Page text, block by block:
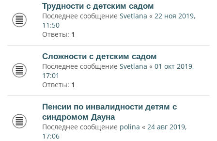
Трудности с детским садом
Последнее сообщение Svetlana « 22 ноя 2019,
11:50
Ответы: 1
Сложности с детским садом
Последнее сообщение Svetlana « 01 окт 2019,
17:01
Ответы: 1
Пенсии по инвалидности детям с
синдромом Дауна
Последнее сообщение polina « 24 авг 2019,
17:06